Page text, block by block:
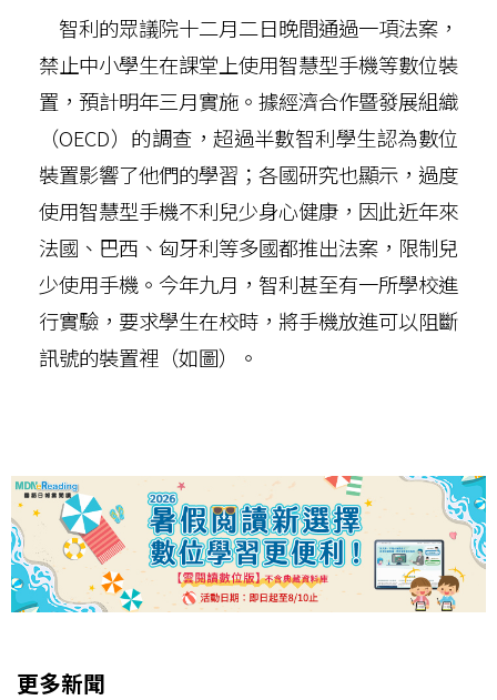
智利的眾議院十二月二日晚間通過一項法案，
禁止中小學生在課堂上使用智慧型手機等數位裝
置，預計明年三月實施。據經濟合作暨發展組織
（OECD）的調查，超過半數智利學生認為數位
裝置影響了他們的學習；各國研究也顯示，過度
使用智慧型手機不利兒少身心健康，因此近年來
法國、巴西、匈牙利等多國都推出法案，限制兒
少使用手機。今年九月，智利甚至有一所學校進
行實驗，要求學生在校時，將手機放進可以阻斷
訊號的裝置裡（如圖）。
更多新聞